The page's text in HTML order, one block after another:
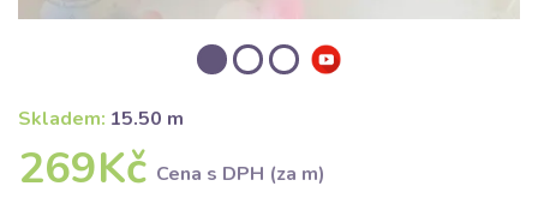
Skladem: 15.50 m
269Kč Cena s DPH (za m)